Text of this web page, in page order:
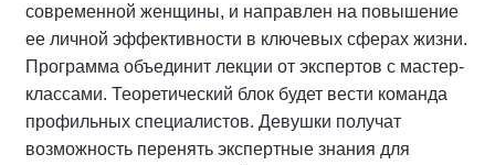
современной женщины, и направлен на повышение
ее личной эффективности в ключевых сферах жизни.
Программа объединит лекции от экспертов с мастер-
классами. Теоретический блок будет вести команда
профильных специалистов. Девушки получат
возможность перенять экспертные знания для